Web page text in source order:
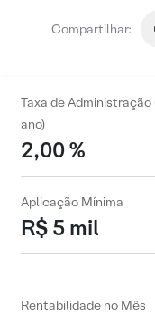
Compartilhar:
Taxa de Administração
ano)
2,00 %
Aplicação Mínima
R$ 5 mil
Rentabilidade no Mês